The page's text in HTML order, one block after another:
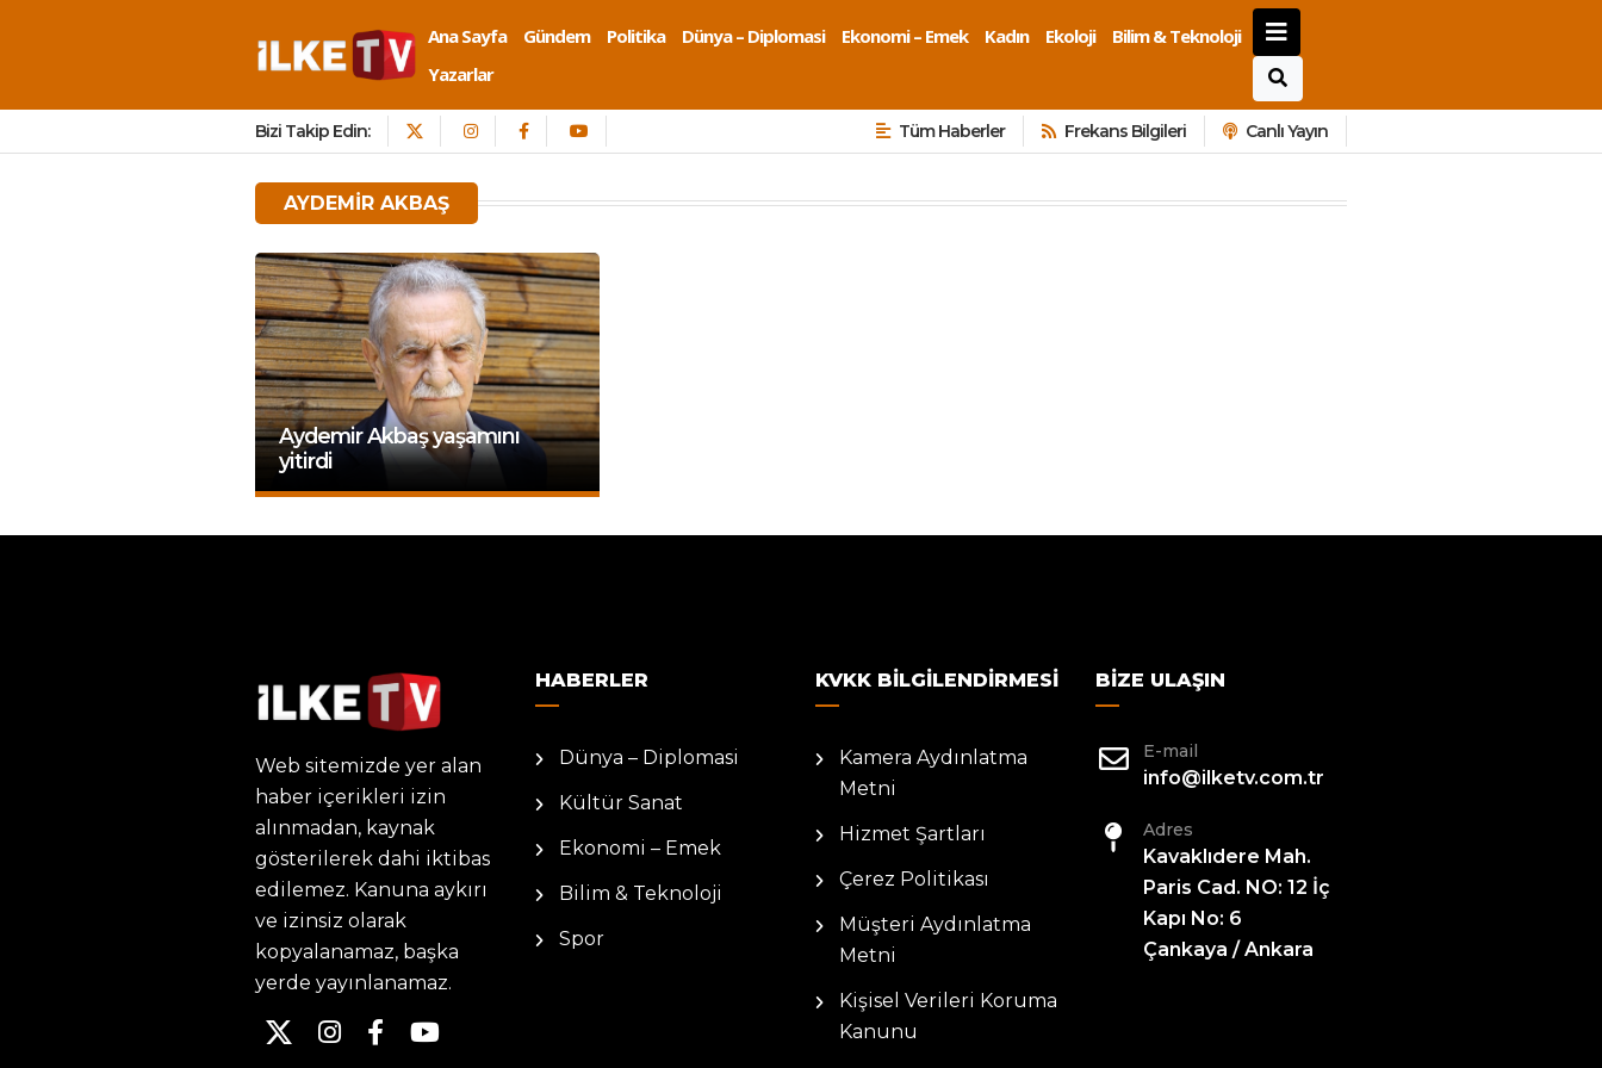
Ana Sayfa Gündem Politika Dünya – Diplomasi Ekonomi – Emek Kadın Ekoloji
Bilim & Teknoloji
Yazarlar
Bizi Takip Edin: Tüm Haberler Frekans Bilgileri Canlı Yayın
AYDEMIR AKBAŞ
Aydemir Akbaş yaşamını
yitirdi
Web sitemizde yer alan
haber içerikleri izin
alınmadan, kaynak
gösterilerek dahi iktibas
edilemez. Kanuna aykırı
ve izinsiz olarak
kopyalanamaz, başka
yerde yayınlanamaz.
HABERLER
Dünya – Diplomasi
Kültür Sanat
Ekonomi – Emek
Bilim & Teknoloji
Spor
KVKK BILGILENDIRMESI
Kamera Aydınlatma
Metni
Hizmet Şartları
Çerez Politikası
Müşteri Aydınlatma
Metni
Kişisel Verileri Koruma
Kanunu
BIZE ULAŞIN
E-mail
info@ilketv.com.tr
Adres
Kavaklıdere Mah.
Paris Cad. NO: 12 İç
Kapı No: 6
Çankaya / Ankara